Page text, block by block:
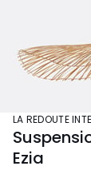
LA REDOUTE
Ezia